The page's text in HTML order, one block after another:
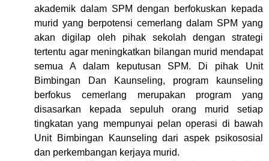
akademik dalam SPM dengan berfokuskan kepada
murid yang berpotensi cemerlang dalam SPM yang
akan digilap oleh pihak sekolah dengan strategi
tertentu agar meningkatkan bilangan murid mendapat
semua A dalam keputusan SPM. Di pihak Unit
Bimbingan Dan Kaunseling, program kaunseling
berfokus cemerlang merupakan program yang
disasarkan kepada sepuluh orang murid setiap
tingkatan yang mempunyai pelan operasi di bawah
Unit Bimbingan Kaunseling dari aspek psikososial
dan perkembangan kerjaya murid.